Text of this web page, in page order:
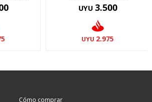
UYU 3.500
UYU 2.975
Cómo comprar